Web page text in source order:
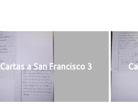
Cartas a San Francisco 3